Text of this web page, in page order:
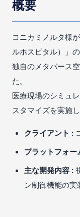
概要
コニカミノルタ様
ルホスピタル）」
独自のメタバース
た。
医療現場のシミュ
スタマイズを実施し
クライアント :
プラットフォー
主な開発内容 :
ン制御機能の実